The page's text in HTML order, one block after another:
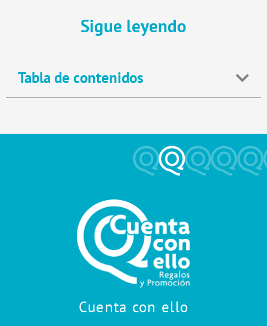
Sigue leyendo
Tabla de contenidos
Cuenta con ello